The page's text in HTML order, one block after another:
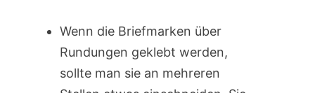
Wenn die Briefmarken über
Rundungen geklebt werden,
sollte man sie an mehreren